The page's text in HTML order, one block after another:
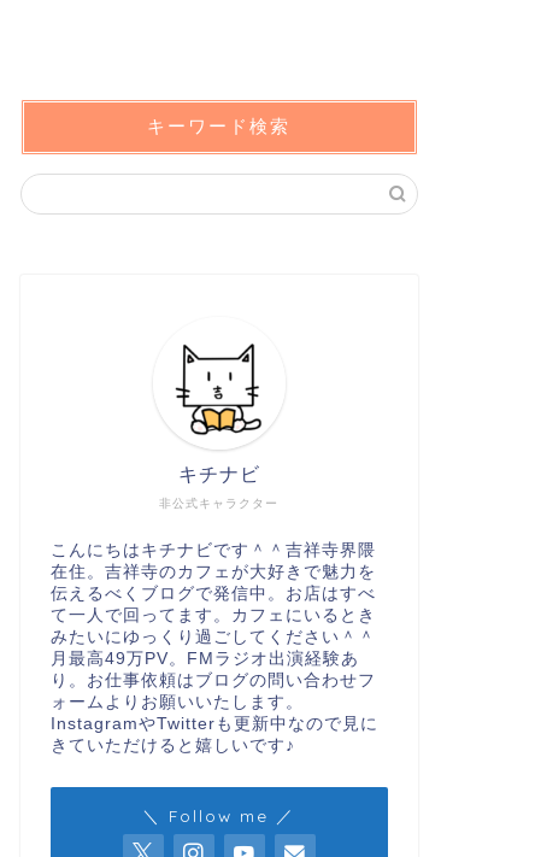
キーワード検索
非公式キャラクター
キチナビ
こんにちはキチナビです＾＾吉祥寺界隈
在住。吉祥寺のカフェが大好きで魅力を
伝えるべくブログで発信中。お店はすべ
て一人で回ってます。カフェにいるとき
みたいにゆっくり過ごしてください＾＾
月最高49万PV。FMラジオ出演経験あ
り。お仕事依頼はブログの問い合わせフ
ォームよりお願いいたします。
InstagramやTwitterも更新中なので見に
きていただけると嬉しいです♪
＼ Follow me ／